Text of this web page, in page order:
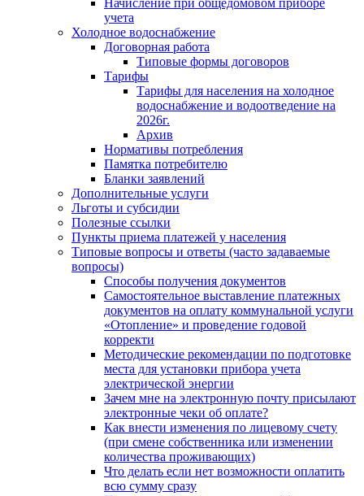
Начисление при общедомовом приборе
учета
Холодное водоснабжение
Договорная работа
Типовые формы договоров
Тарифы
Тарифы для населения на холодное
водоснабжение и водоотведение на
2026г.
Архив
Нормативы потребления
Памятка потребителю
Бланки заявлений
Дополнительные услуги
Льготы и субсидии
Полезные ссылки
Пункты приема платежей у населения
Типовые вопросы и ответы (часто задаваемые
вопросы)
Способы получения документов
Самостоятельное выставление платежных
документов на оплату коммунальной услуги
«Отопление» и проведение годовой
корректи
Методические рекомендации по подготовке
места для установки прибора учета
электрической энергии
Зачем мне на электронную почту присылают
электронные чеки об оплате?
Как внести изменения по лицевому счету
(при смене собственника или изменении
количества проживающих)
Что делать если нет возможности оплатить
всю сумму сразу